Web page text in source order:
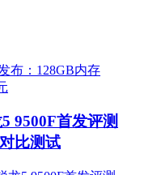
9500F首发评测
比测试